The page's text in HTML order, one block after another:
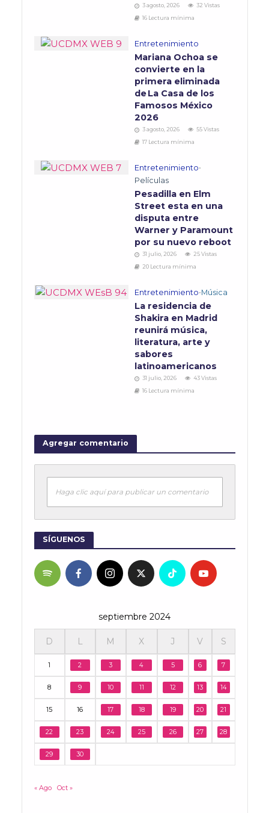
3 agosto, 2026
32 Vistas
16 Lectura mínima
Entretenimiento
Mariana Ochoa se
convierte en la
primera eliminada
de La Casa de los
Famosos México
2026
3 agosto, 2026
55 Vistas
17 Lectura mínima
Entretenimiento•
Películas
Pesadilla en Elm
Street esta en una
disputa entre
Warner y Paramount
por su nuevo reboot
31 julio, 2026
25 Vistas
20 Lectura mínima
Entretenimiento•Música
La residencia de
Shakira en Madrid
reunirá música,
literatura, arte y
sabores
latinoamericanos
31 julio, 2026
43 Vistas
16 Lectura mínima
Agregar comentario
Haga clic aquí para publicar un comentario
SÍGUENOS
septiembre 2024
D L M X J V S
1 2 3 4 5 6 7
8 9 10 11 12 13 14
15 16 17 18 19 20 21
22 23 24 25 26 27 28
29 30
« Ago Oct »